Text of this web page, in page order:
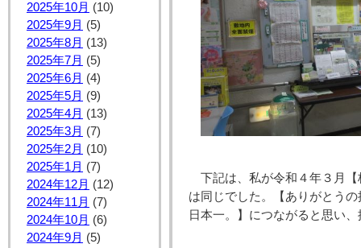
2025年10月 (10)
2025年9月 (5)
2025年8月 (13)
2025年7月 (5)
2025年6月 (4)
2025年5月 (9)
2025年4月 (13)
2025年3月 (7)
2025年2月 (10)
2025年1月 (7)
2024年12月 (12)
2024年11月 (7)
2024年10月 (6)
2024年9月 (5)
下記は、私が令和４年３月
は同じでした。【ありがとう
日本一。】につながると思い